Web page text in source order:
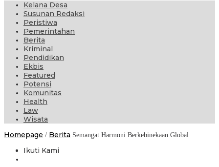
Kelana Desa
Susunan Redaksi
Peristiwa
Pemerintahan
Berita
Kriminal
Pendidikan
Ekbis
Featured
Potensi
Komunitas
Health
Law
Wisata
Homepage / Berita Semangat Harmoni Berkebinekaan Global
Ikuti Kami